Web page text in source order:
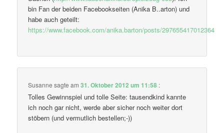
bin Fan der beiden Facebookseiten (Anika B..arton) und
habe auch geteilt:
https://www.facebook.com/anika.barton/posts/297655417012364
Susanne sagte am31. Oktober 2012 um 11:58 :
Tolles Gewinnspiel und tolle Seite: tausendkind kannte
ich noch gar nicht, werde aber sicher noch weiter dort
stöbern (und vermutlich bestellen;-))